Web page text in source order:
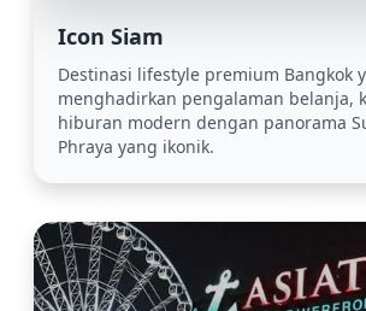
Icon Siam
Destinasi lifestyle premium Bangkok
menghadirkan pengalaman belanja,
hiburan modern dengan panorama
Phraya yang ikonik.